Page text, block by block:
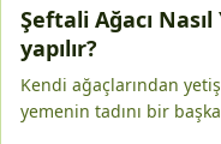
Şeftali Ağacı
yapılır?
Kendi ağaçlarından
yemenin tadını bir